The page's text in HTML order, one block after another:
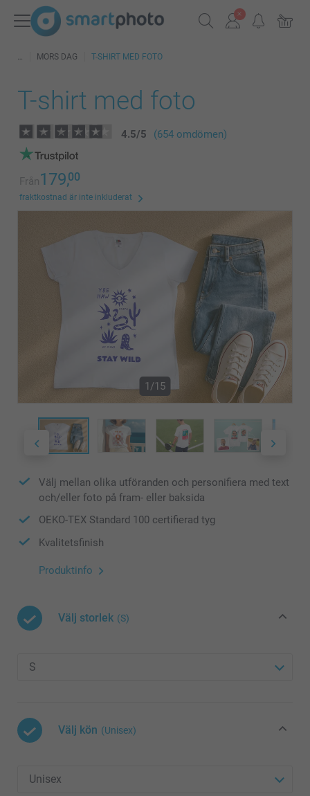
MORS DAG T-SHIRT MED FOTO
T-shirt med foto
4.5/5 (654 omdömen)
Från179,00
fraktkostnad är inte inkluderat
1/15
Välj mellan olika utföranden och personifiera med text
och/eller foto på fram- eller baksida
OEKO-TEX Standard 100 certifierad tyg
Kvalitetsfinish
Produktinfo
Välj storlek (S)
Välj kön (Unisex)